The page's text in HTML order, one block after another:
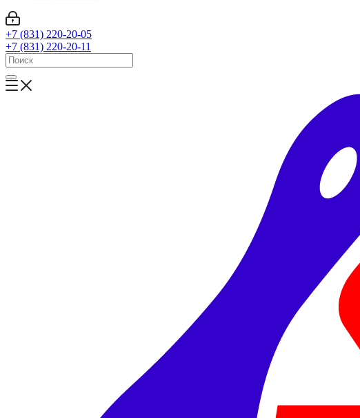
+7 (831) 220-20-05
+7 (831) 220-20-11